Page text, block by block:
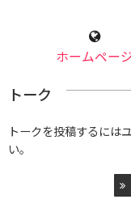
ホームペー
トーク
トークを投稿するには
い。